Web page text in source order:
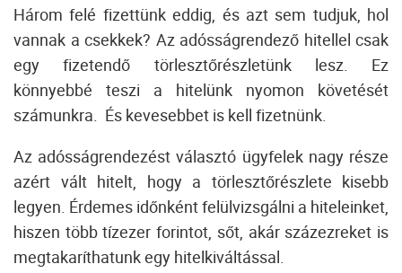
Három felé fizettünk eddig, és azt sem tudjuk, hol
vannak a csekkek? Az adósságrendező hitellel csak
egy fizetendő törlesztőrészletünk lesz. Ez
könnyebbé teszi a hitelünk nyomon követését
számunkra. És kevesebbet is kell fizetnünk.
Az adósságrendezést választó ügyfelek nagy része
azért vált hitelt, hogy a törlesztőrészlete kisebb
legyen. Érdemes időnként felülvizsgálni a hiteleinket,
hiszen több tízezer forintot, sőt, akár százezreket is
megtakaríthatunk egy hitelkiváltással.